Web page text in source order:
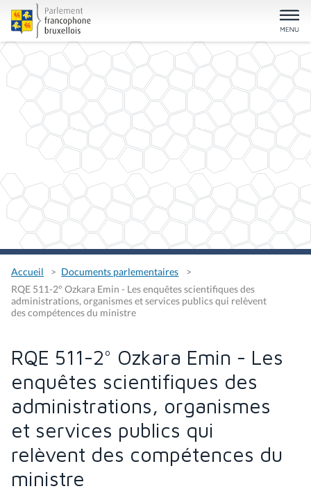
Accueil
Documents parlementaires
RQE 511-2° Ozkara Emin - Les enquêtes scientifiques des
administrations, organismes et services publics qui relèvent
des compétences du ministre
RQE 511-2° Ozkara Emin - Les
enquêtes scientifiques des
administrations, organismes
et services publics qui
relèvent des compétences du
ministre